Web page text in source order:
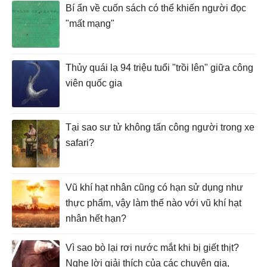
Bí ẩn về cuốn sách có thể khiến người đọc
"mất mạng"
Thủy quái lạ 94 triệu tuổi "trồi lên" giữa công
viên quốc gia
Tại sao sư tử không tấn công người trong xe
safari?
Vũ khí hạt nhân cũng có hạn sử dụng như
thực phẩm, vậy làm thế nào với vũ khí hạt
nhân hết hạn?
Vì sao bò lại rơi nước mắt khi bị giết thịt?
Nghe lời giải thích của các chuyên gia,